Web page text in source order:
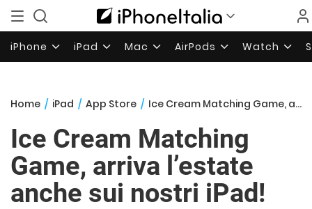
iPhone iPad Mac AirPods Watch
Home / iPad / App Store / Ice Cream Matching Game, arriva l’estate anche sui nostri iPad!
Ice Cream Matching
Game, arriva l’estate
anche sui nostri iPad!